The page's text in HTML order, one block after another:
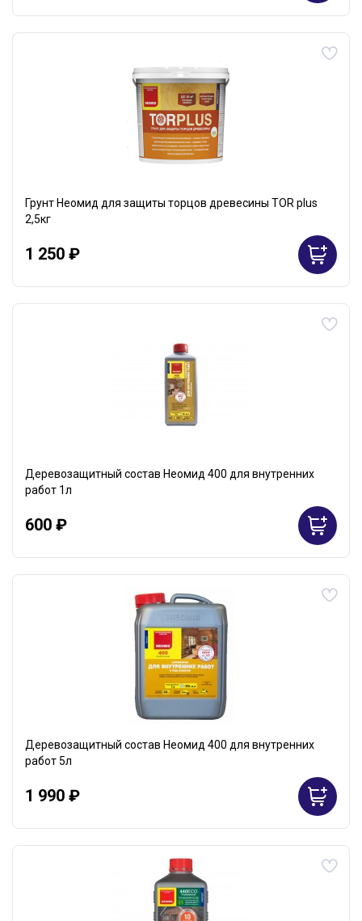
Грунт Неомид для защиты торцов древесины TOR plus
2,5кг
1 250 ₽
Деревозащитный состав Неомид 400 для внутренних
работ 1л
600 ₽
Деревозащитный состав Неомид 400 для внутренних
работ 5л
1 990 ₽